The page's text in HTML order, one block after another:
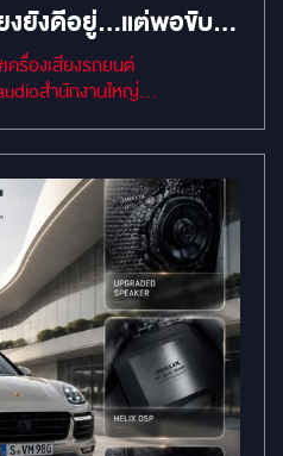
งยังดีอยู่…แต่พอขับ
ลงกลับหายไป?